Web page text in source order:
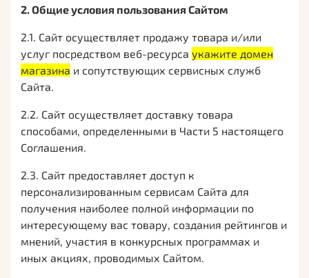
2. Общие условия пользования Сайтом
2.1. Сайт осуществляет продажу товара и/или
услуг посредством веб-ресурса укажите домен
магазина и сопутствующих сервисных служб
Сайта.
2.2. Сайт осуществляет доставку товара
способами, определенными в Части 5 настоящего
Соглашения.
2.3. Сайт предоставляет доступ к
персонализированным сервисам Сайта для
получения наиболее полной информации по
интересующему вас товару, создания рейтингов и
мнений, участия в конкурсных программах и
иных акциях, проводимых Сайтом.